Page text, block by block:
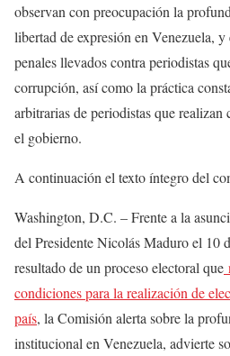
observan con preocupación la
libertad de expresión en Venezuela,
penales llevados contra periodistas
corrupción, así como la práctica
arbitrarias de periodistas que realizan
el gobierno.
A continuación el texto íntegro del
Washington, D.C. – Frente a la
del Presidente Nicolás Maduro el 10
resultado de un proceso electoral que
condiciones para la realización de
país, la Comisión alerta sobre la
institucional en Venezuela, advierte